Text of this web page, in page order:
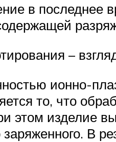
в последнее
–
ионно-
то, что
этом изделие
В